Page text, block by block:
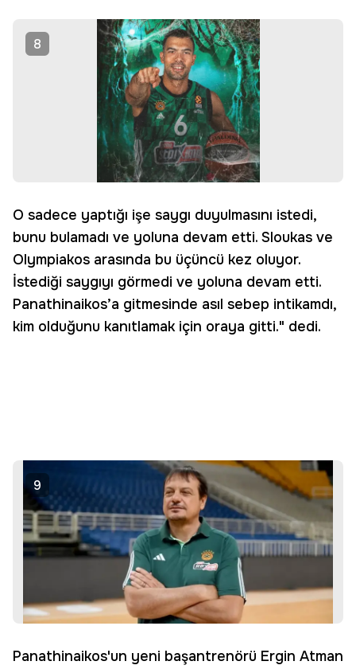
8
O sadece yaptığı işe saygı duyulmasını istedi,
bunu bulamadı ve yoluna devam etti. Sloukas ve
Olympiakos arasında bu üçüncü kez oluyor.
İstediği saygıyı görmedi ve yoluna devam etti.
Panathinaikos’a gitmesinde asıl sebep intikamdı,
kim olduğunu kanıtlamak için oraya gitti." dedi.
9
Panathinaikos'un yeni başantrenörü Ergin Atman